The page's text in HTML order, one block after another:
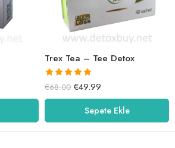
Trex Tea – Tee Detox
5 üzerinden
5.00oy aldı
€68.00 €49.99
Sepete Ekle